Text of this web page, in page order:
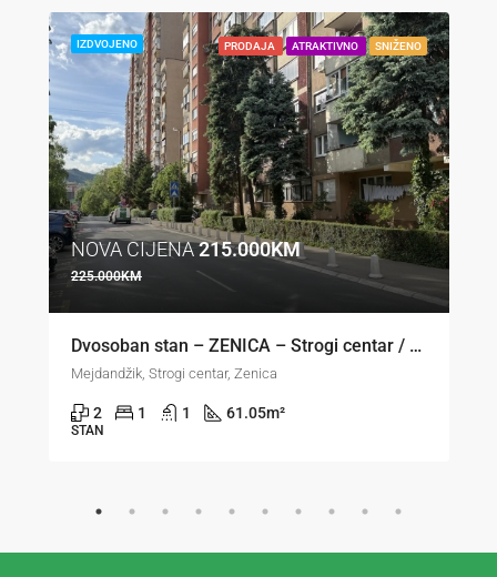
IZDVOJENO PRODAJA ATRAKTIVNO SNIŽENO
NOVA CIJENA215.000KM
225.000KM
Dvosoban stan – ZENICA – Strogi centar / Mejdandžik
Mejdandžik, Strogi centar, Zenica
2 1 1 61.05m²
STAN